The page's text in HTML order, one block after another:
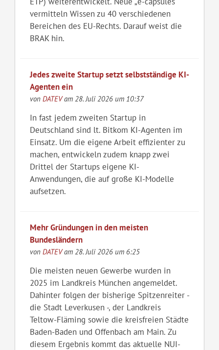
vermitteln Wissen zu 40 verschiedenen
Bereichen des EU-Rechts. Darauf weist die
BRAK hin.
Jedes zweite Startup setzt selbstständige KI-
Agenten ein
von DATEVam 28. Juli 2026 um 10:37
In fast jedem zweiten Startup in
Deutschland sind lt. Bitkom KI-Agenten im
Einsatz. Um die eigene Arbeit effizienter zu
machen, entwickeln zudem knapp zwei
Drittel der Startups eigene KI-
Anwendungen, die auf große KI-Modelle
aufsetzen.
Mehr Gründungen in den meisten
Bundesländern
von DATEVam 28. Juli 2026 um 6:25
Die meisten neuen Gewerbe wurden in
2025 im Landkreis München angemeldet.
Dahinter folgen der bisherige Spitzenreiter -
die Stadt Leverkusen -, der Landkreis
Teltow-Fläming sowie die kreisfreien Städte
Baden-Baden und Offenbach am Main. Zu
diesem Ergebnis kommt das aktuelle NUI-